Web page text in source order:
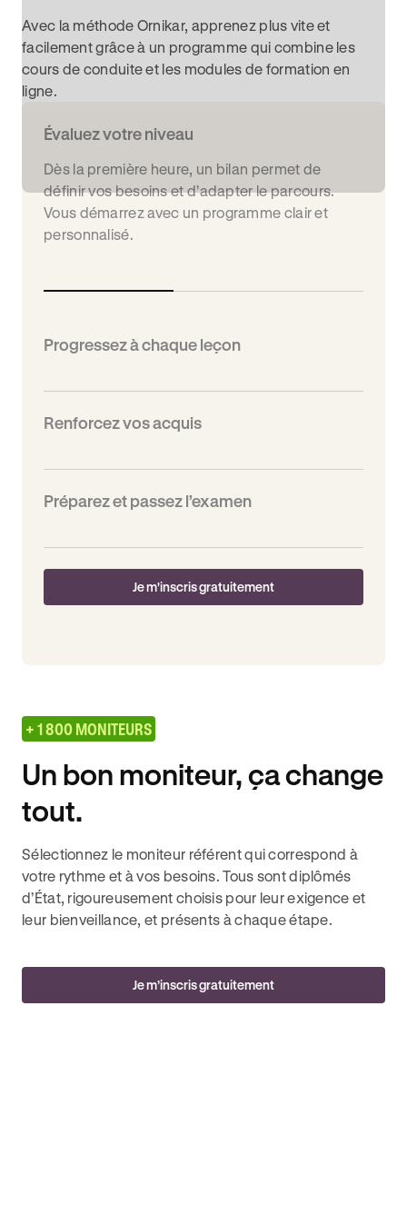
Avec la méthode Ornikar, apprenez plus vite et
facilement grâce à un programme qui combine les
cours de conduite et les modules de formation en
ligne.
Évaluez votre niveau
Dès la première heure, un bilan permet de
définir vos besoins et d’adapter le parcours.
Vous démarrez avec un programme clair et
personnalisé.
Progressez à chaque leçon
Renforcez vos acquis
Préparez et passez l’examen
Je m'inscris gratuitement
+ 1 800 MONITEURS
Un bon moniteur, ça change
tout.
Sélectionnez le moniteur référent qui correspond à
votre rythme et à vos besoins. Tous sont diplômés
d’État, rigoureusement choisis pour leur exigence et
leur bienveillance, et présents à chaque étape.
Je m’inscris gratuitement